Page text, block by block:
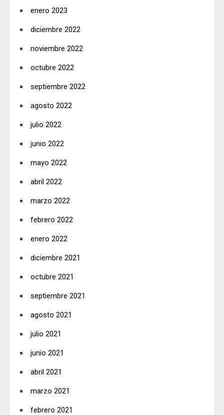
enero 2023
diciembre 2022
noviembre 2022
octubre 2022
septiembre 2022
agosto 2022
julio 2022
junio 2022
mayo 2022
abril 2022
marzo 2022
febrero 2022
enero 2022
diciembre 2021
octubre 2021
septiembre 2021
agosto 2021
julio 2021
junio 2021
abril 2021
marzo 2021
febrero 2021